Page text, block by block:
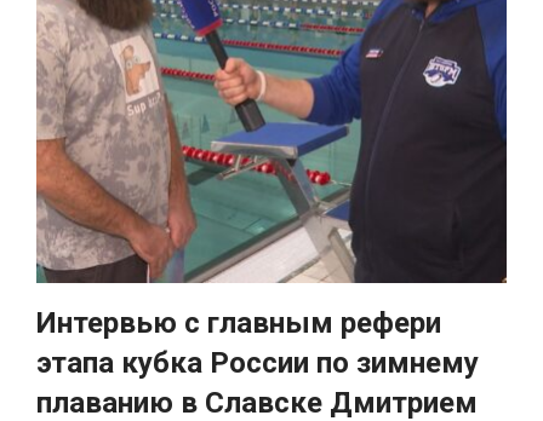
Интервью с главным рефери
этапа кубка России по зимнему
плаванию в Славске Дмитрием